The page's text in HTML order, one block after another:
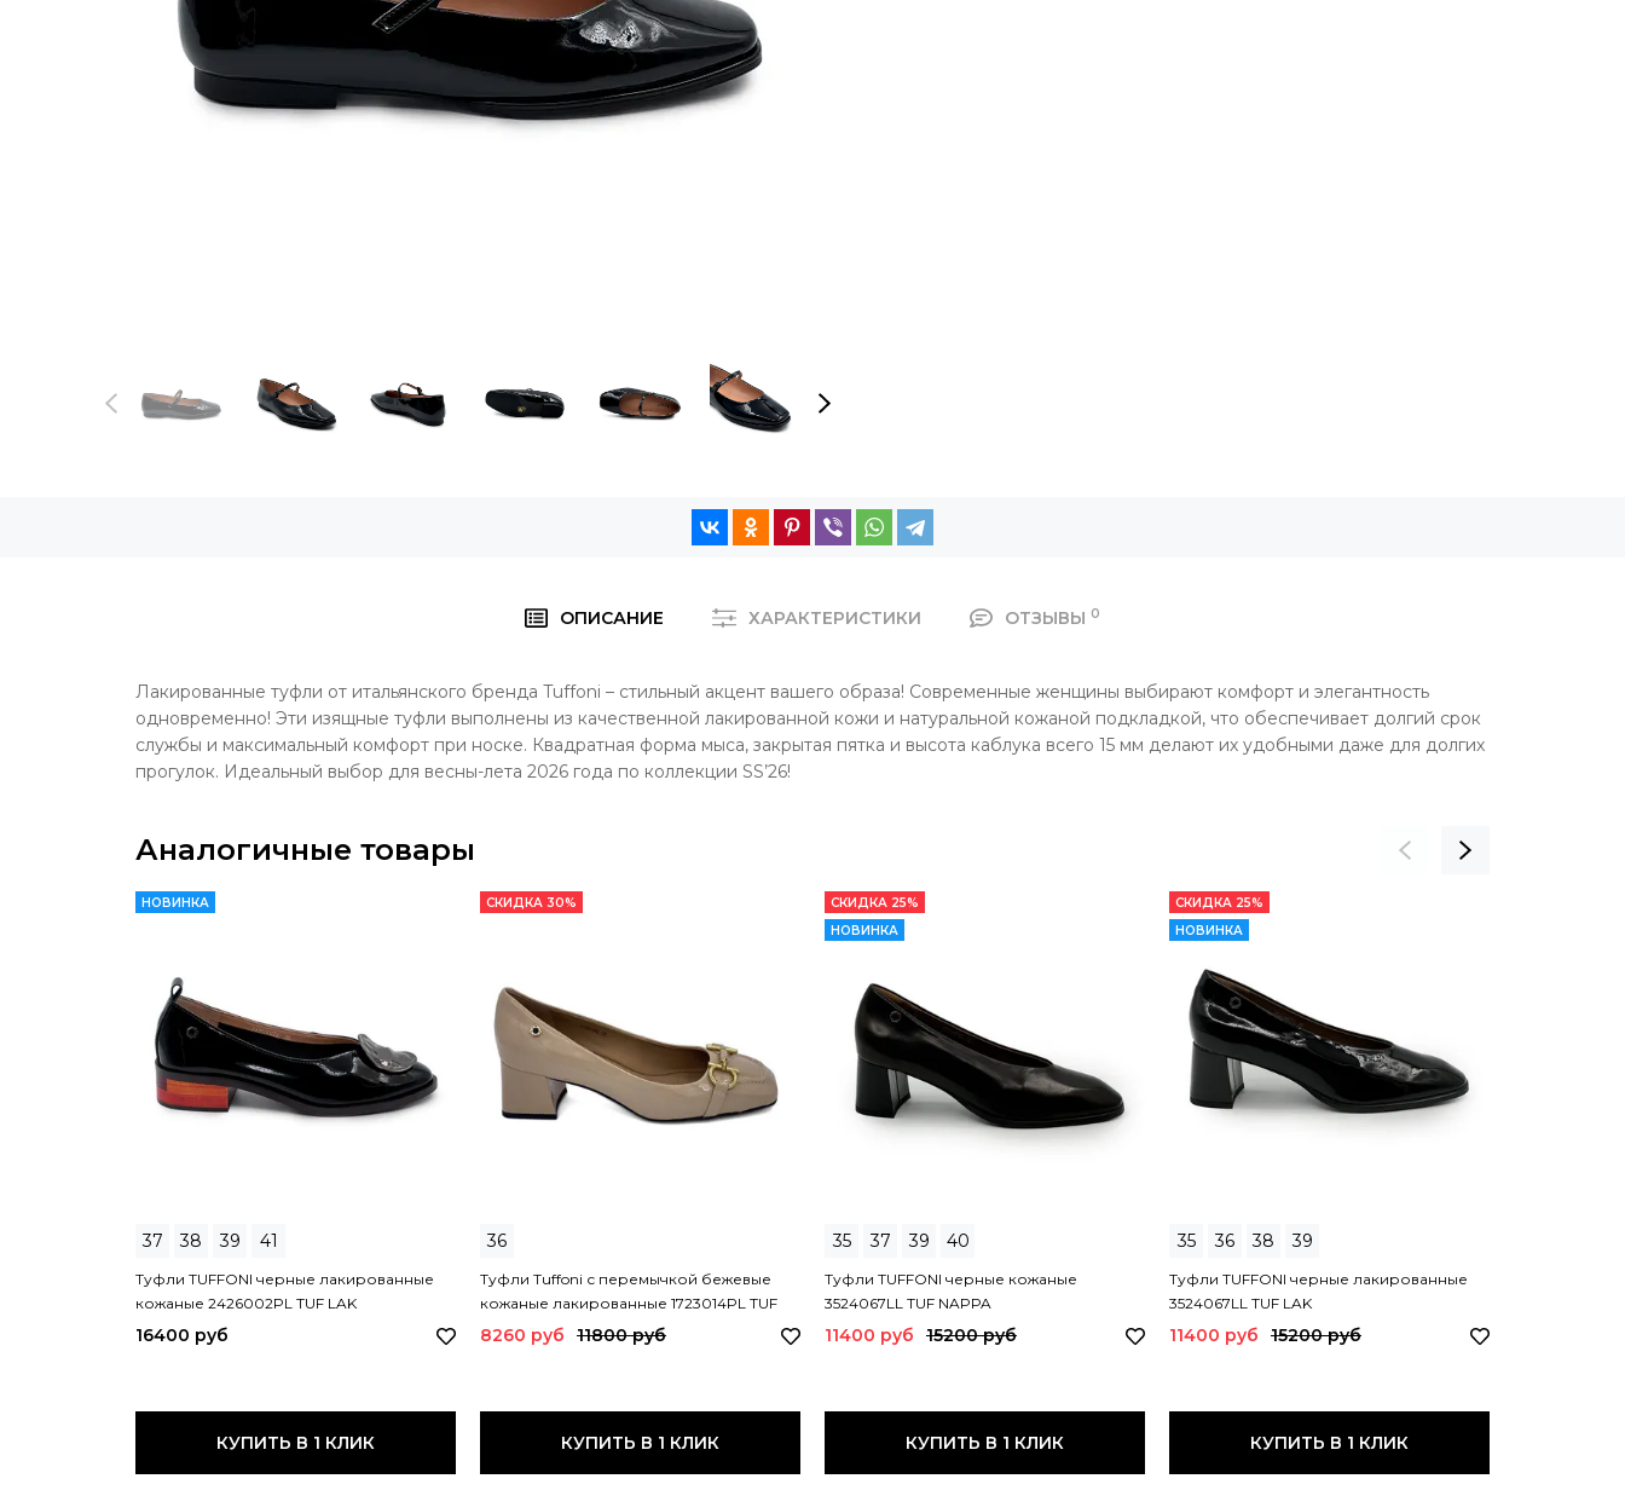
ОПИСАНИЕ ХАРАКТЕРИСТИКИ ОТЗЫВЫ 0
Лакированные туфли от итальянского бренда Tuffoni – стильный акцент вашего образа! Современные женщины выбирают комфорт и элегантность
одновременно! Эти изящные туфли выполнены из качественной лакированной кожи и натуральной кожаной подкладкой, что обеспечивает долгий срок
службы и максимальный комфорт при носке. Квадратная форма мыса, закрытая пятка и высота каблука всего 15 мм делают их удобными даже для долгих
прогулок. Идеальный выбор для весны-лета 2026 года по коллекции SS’26!
Аналогичные товары
НОВИНКА
37 38 39 41
Туфли TUFFONI черные лакированные
кожаные 2426002PL TUF LAK
16400 руб
КУПИТЬ В 1 КЛИК
СКИДКА 30%
36
Туфли Tuffoni с перемычкой бежевые
кожаные лакированные 1723014PL TUF
BEIGE
8260 руб 11800 руб
КУПИТЬ В 1 КЛИК
СКИДКА 25%
НОВИНКА
35 37 39 40
Туфли TUFFONI черные кожаные
3524067LL TUF NAPPA
11400 руб 15200 руб
КУПИТЬ В 1 КЛИК
СКИДКА 25%
НОВИНКА
35 36 38 39
Туфли TUFFONI черные лакированные
3524067LL TUF LAK
11400 руб 15200 руб
КУПИТЬ В 1 КЛИК